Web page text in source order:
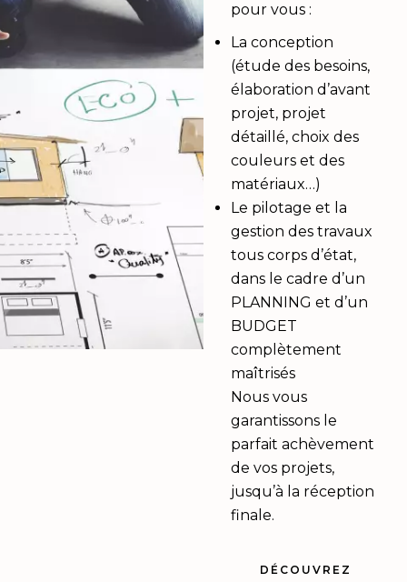
pour vous :
La conception
(étude des besoins,
élaboration d’avant
projet, projet
détaillé, choix des
couleurs et des
matériaux…)
Le pilotage et la
gestion des travaux
tous corps d’état,
dans le cadre d’un
PLANNING et d’un
BUDGET
complètement
maîtrisés
Nous vous
garantissons le
parfait achèvement
de vos projets,
jusqu’à la réception
finale.
DÉCOUVREZ